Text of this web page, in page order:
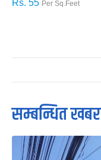
Rs. 55 Per Sq.Feet
सम्बन्धित खबर